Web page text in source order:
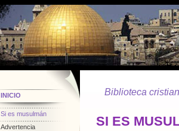
Biblioteca
INICIO
Si es musulmán
Advertencia
SI ES